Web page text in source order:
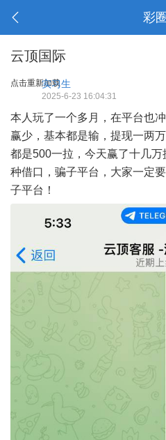
彩圈
云顶国际
点击重新加载
实习生
2025-6-23 16:04:31
本人玩了一个多月，在平台也
赢少，基本都是输，提现一两
都是500一拉，今天赢了十几
种借口，骗子平台，大家一定
子平台！